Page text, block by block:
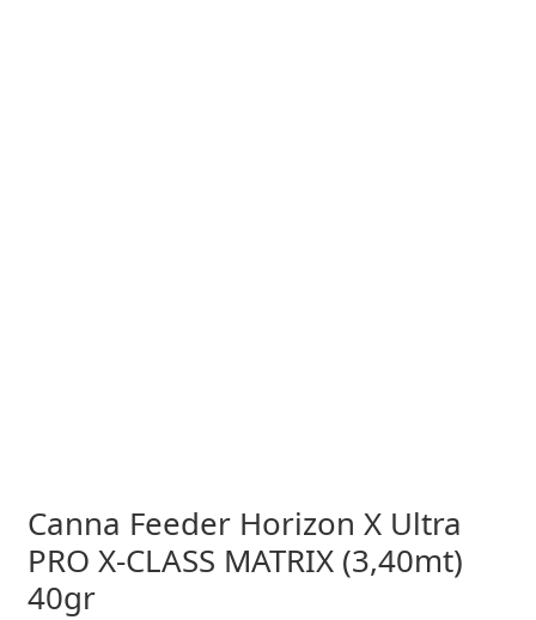
Canna Feeder Horizon X Ultra
PRO X-CLASS MATRIX (3,40mt)
40gr